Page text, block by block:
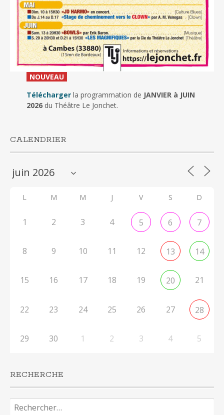
NOUVEAU_
Télécharger la programmation de JANVIER à JUIN
2026du Théâtre Le Jonchet.
CALENDRIER
L M M J V S D
1 2 3 4 5 6 7
8 9 10 11 12 13 14
15 16 17 18 19 20 21
22 23 24 25 26 27 28
29 30 1 2 3 4 5
RECHERCHE
Rechercher :